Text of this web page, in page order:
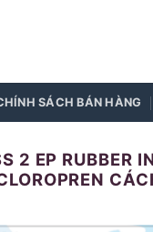
SÁCH BÁN HÀNG
EP RUBBER